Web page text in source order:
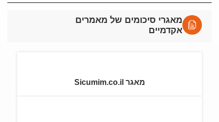
מאגרי סיכומים של מאמרים
אקדמיים
מאגר Sicumim.co.il